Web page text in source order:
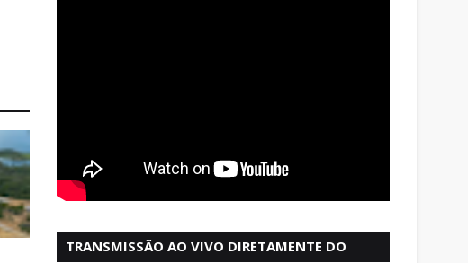
TRANSMISSÃO AO VIVO DIRETAMENTE DO